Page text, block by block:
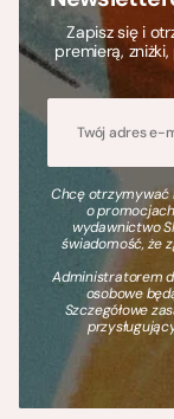
Zapisz się i
premierą,
Chcę otrzymywać
o
wydawnictwo
świadomość, że
Administratorem
osobowe
Szczegółowe